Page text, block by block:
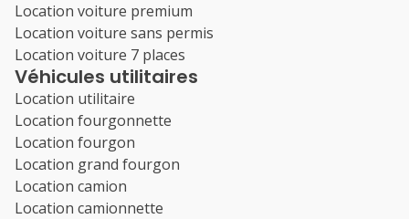
Location voiture premium
Location voiture sans permis
Location voiture 7 places
Véhicules utilitaires
Location utilitaire
Location fourgonnette
Location fourgon
Location grand fourgon
Location camion
Location camionnette